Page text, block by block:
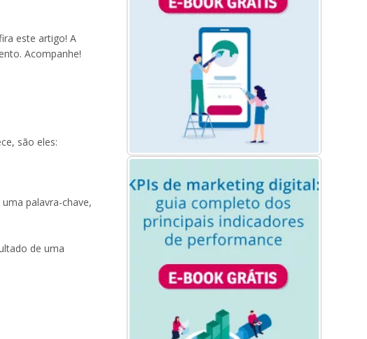
este artigo! A
Acompanhe!
são eles:
palavra-chave,
de uma